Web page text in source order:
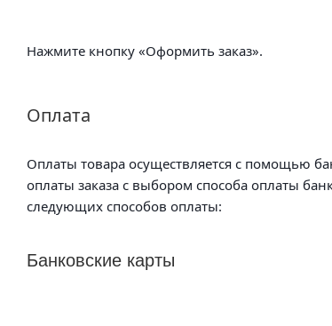
Нажмите кнопку «Оформить заказ».
Оплата
Оплаты товара осуществляется с помощью
оплаты заказа с выбором способа оплаты
следующих способов оплаты:
Банковские карты